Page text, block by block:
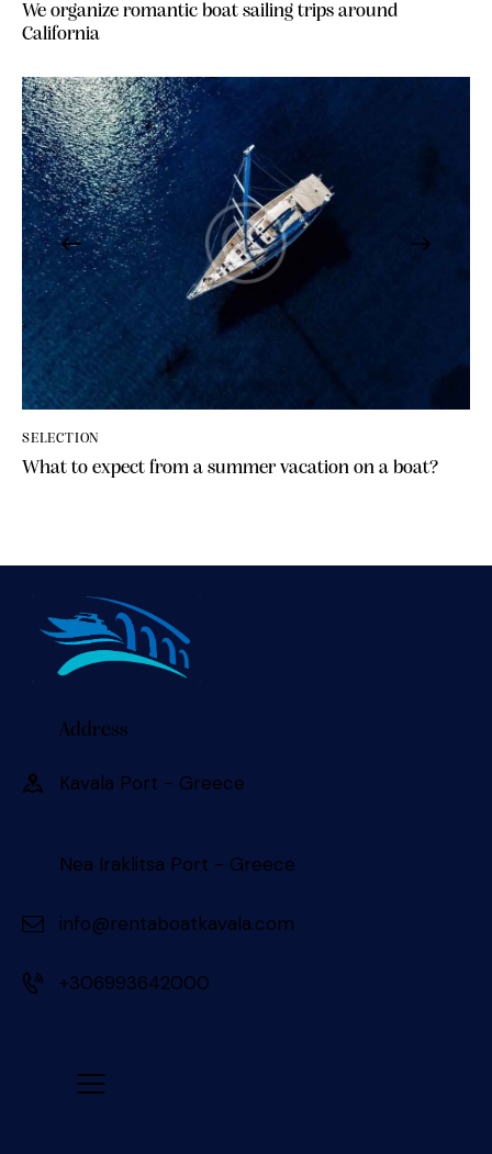
We organize romantic boat sailing trips around
California
SELECTION
What to expect from a summer vacation on a boat?
Address
Kavala Port - Greece 󠀠󠀠
Nea Iraklitsa Port - Greece
info@rentaboatkavala.com
+306993642000